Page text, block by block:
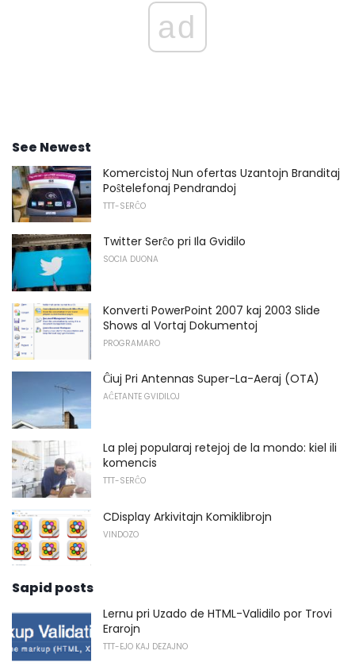
ad
See Newest
Komercistoj Nun ofertas Uzantojn Branditaj
Poŝtelefonaj Pendrandoj
TTT-SERĈO
Twitter Serĉo pri Ila Gvidilo
SOCIA DUONA
Konverti PowerPoint 2007 kaj 2003 Slide
Shows al Vortaj Dokumentoj
PROGRAMARO
Ĉiuj Pri Antennas Super-La-Aeraj (OTA)
AĈETANTE GVIDILOJ
La plej popularaj retejoj de la mondo: kiel ili
komencis
TTT-SERĈO
CDisplay Arkivitajn Komiklibrojn
VINDOZO
Sapid posts
Lernu pri Uzado de HTML-Validilo por Trovi
Erarojn
TTT-EJO KAJ DEZAJNO